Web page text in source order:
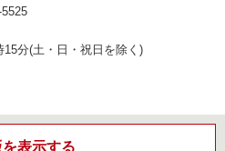
分(土・日・祝日を除く)
を表示する